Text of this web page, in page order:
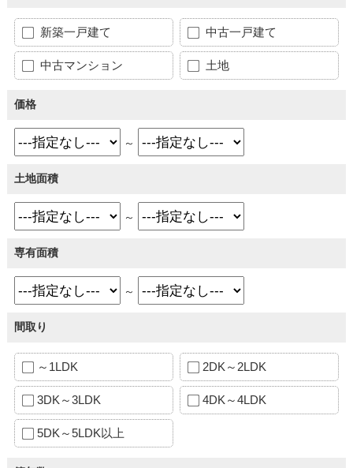
新築一戸建て 中古一戸建て
中古マンション 土地
価格
～
土地面積
～
専有面積
～
間取り
～1LDK 2DK～2LDK
3DK～3LDK 4DK～4LDK
5DK～5LDK以上